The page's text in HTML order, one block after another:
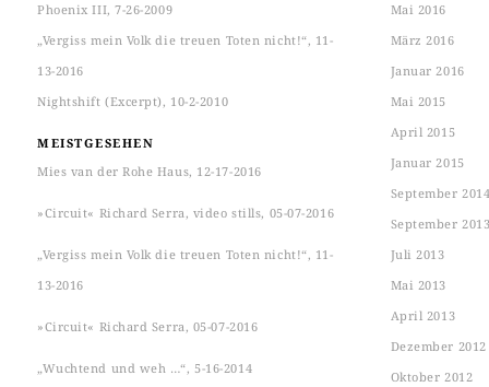
Phoenix III, 7-26-2009
„Vergiss mein Volk die treuen Toten nicht!“, 11-
13-2016
Nightshift (Excerpt), 10-2-2010
MEISTGESEHEN
Mies van der Rohe Haus, 12-17-2016
»Circuit« Richard Serra, video stills, 05-07-2016
„Vergiss mein Volk die treuen Toten nicht!“, 11-
13-2016
»Circuit« Richard Serra, 05-07-2016
„Wuchtend und weh …“, 5-16-2014
Mai 2016
März 2016
Januar 2016
Mai 2015
April 2015
Januar 2015
September
September
Juli 2013
Mai 2013
April 2013
Dezember 2012
Oktober 2012